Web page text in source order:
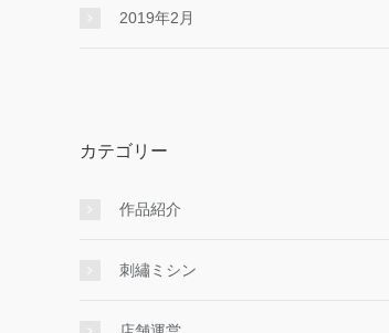
2019年2月
カテゴリー
作品紹介
刺繡ミシン